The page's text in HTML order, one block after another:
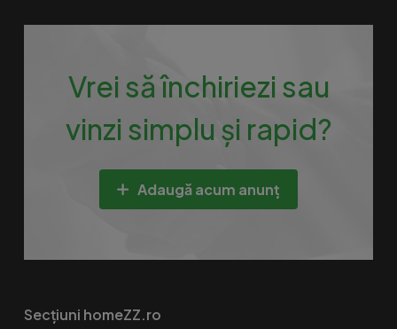
Vrei să închiriezi sau
vinzi simplu și rapid?
Adaugă acum anunț
Secțiuni homeZZ.ro